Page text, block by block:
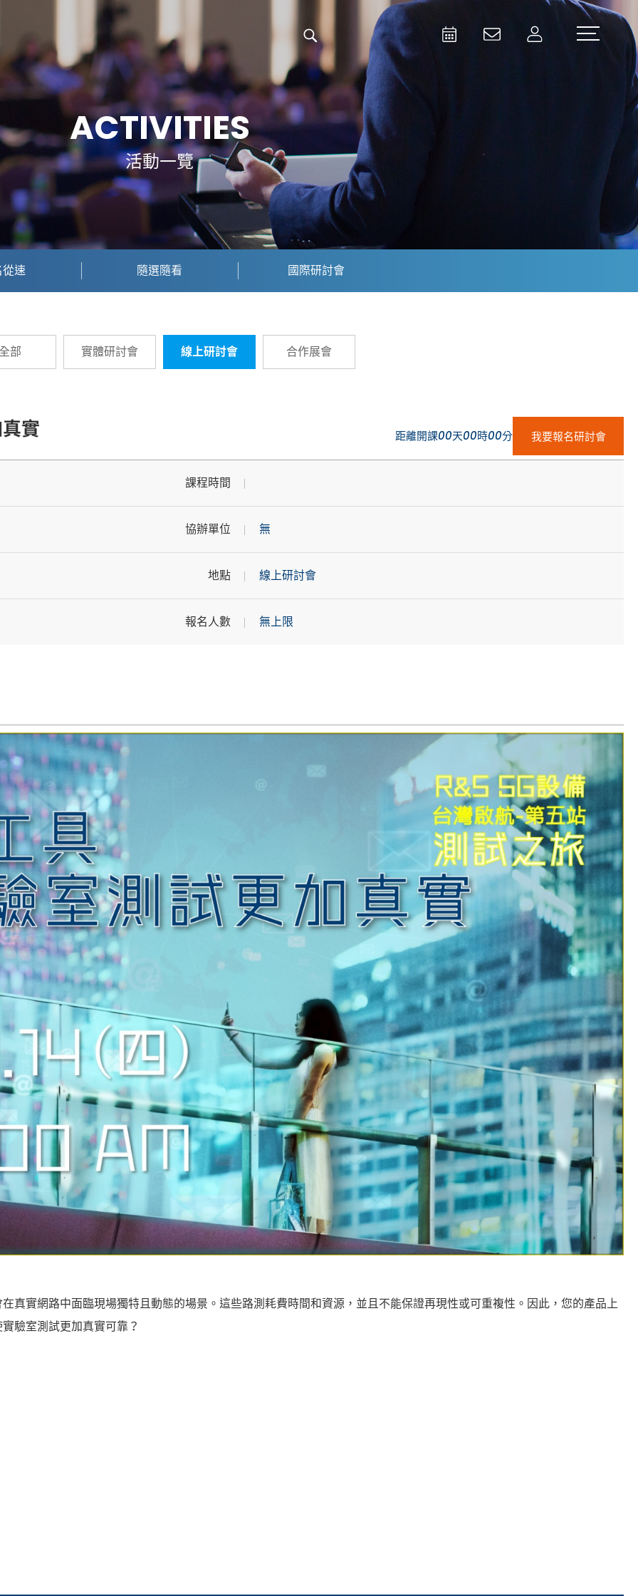
Activities
Contact Us
Member
Aerospace | Defense | Security
Broadcast and Media
ACTIVITIES
活動一覽
速 隨選隨看 國際研討會
部 實體研討會 線上研討會 合作展會
實 距離開課00天00時00分 我要報名研討會
課程時間
協辦單位 無
地點 線上研討會
報名人數 無上限
真實網路中面臨現場獨特且動態的場景。這些路測耗費時間和資源，並且不能保證再現性或可重複性。因此，您的產品上
驗室測試更加真實可靠？